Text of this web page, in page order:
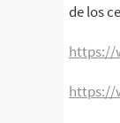
de los
https://
https://